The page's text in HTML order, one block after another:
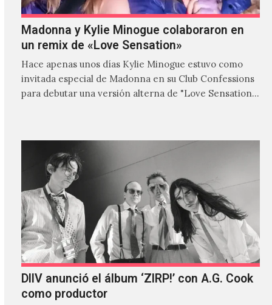
Madonna y Kylie Minogue colaboraron en
un remix de «Love Sensation»
Hace apenas unos días Kylie Minogue estuvo como
invitada especial de Madonna en su Club Confessions
para debutar una versión alterna de "Love Sensation",
DIIV anunció el álbum ‘ZIRP!’ con A.G. Cook
como productor